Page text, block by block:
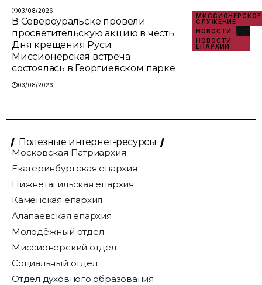
03/08/2026
МИССИОНЕРСКОЕ
СЛУЖЕНИЕ
НОВОСТИ
НОВОСТИ
ЕПАРХИИ
В Североуральске провели
просветительскую акцию в честь
Дня крещения Руси.
Миссионерская встреча
состоялась в Георгиевском парке
03/08/2026
Полезные интернет-ресурсы
Московская Патриархия
Екатеринбургская епархия
Нижнетагильская епархия
Каменская епархия
Алапаевская епархия
Молодёжный отдел
Миссионерский отдел
Социальный отдел
Отдел духовного образования